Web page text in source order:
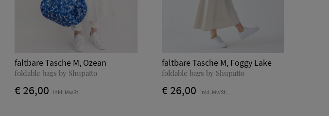
faltbare Tasche M, Ozean
foldable bags by Shupatto
€ 26,00 inkl. MwSt.
faltbare Tasche M, Foggy Lake
foldable bags by Shupatto
€ 26,00 inkl. MwSt.